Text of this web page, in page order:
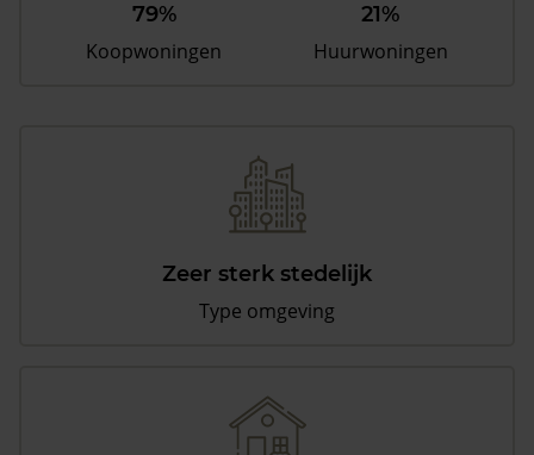
79%
Koopwoningen
21%
Huurwoningen
Zeer sterk stedelijk
Type omgeving